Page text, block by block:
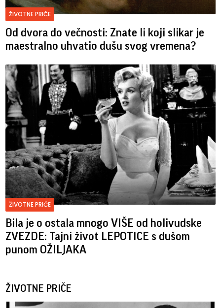
ŽIVOTNE PRIČE
Od dvora do večnosti: Znate li koji slikar je
maestralno uhvatio dušu svog vremena?
ŽIVOTNE PRIČE
Bila je o ostala mnogo VIŠE od holivudske
ZVEZDE: Tajni život LEPOTICE s dušom
punom OŽILJAKA
ŽIVOTNE PRIČE